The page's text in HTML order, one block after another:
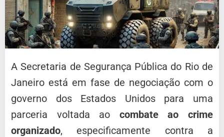
A Secretaria de Segurança Pública do Rio de
Janeiro está em fase de negociação com o
governo dos Estados Unidos para uma
parceria voltada ao combate ao crime
organizado, especificamente contra a